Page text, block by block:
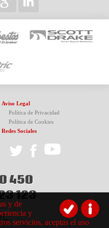
Aviso Legal
Política de Privacidad
Política de Cookies
Redes Sociales
450
123
y de
y
servicios, aceptas el uso